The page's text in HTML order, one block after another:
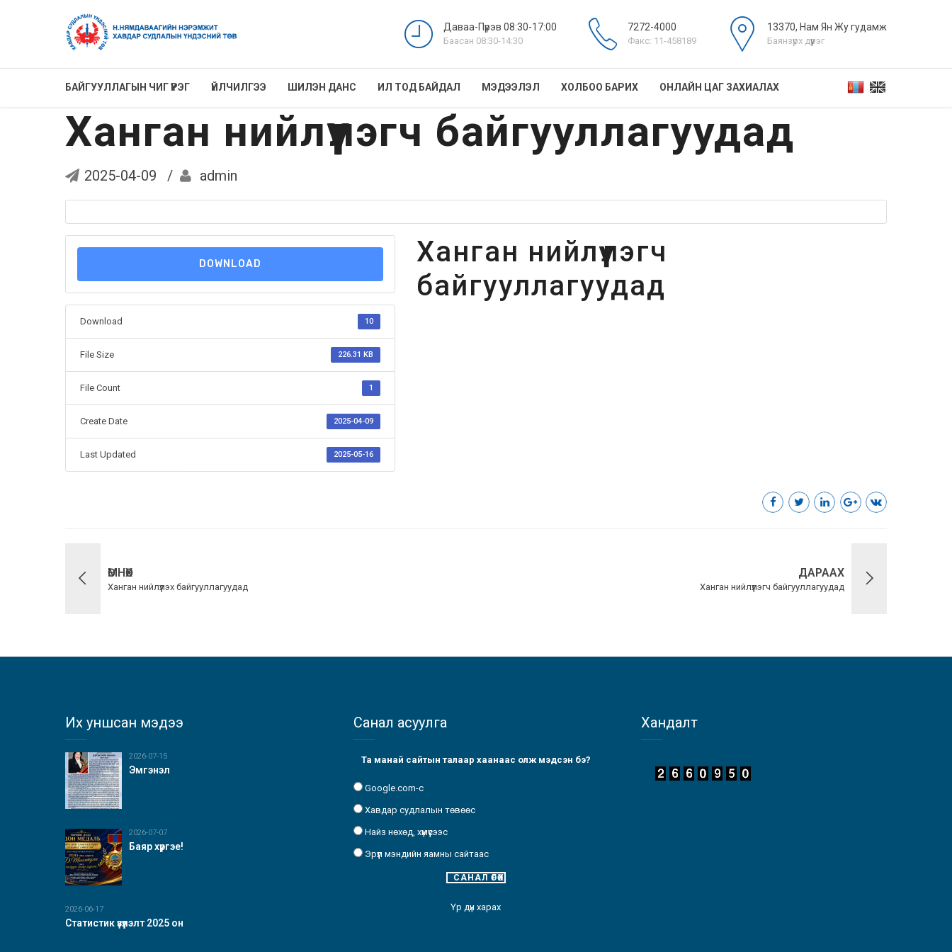
Даваа-Пүрэв 08:30-17:00
Баасан 08:30-14:30
7272-4000
Факс: 11-458189
13370, Нам Ян Жу гудамж
Баянзүрх дүүрэг
БАЙГУУЛЛАГЫН ЧИГ ҮҮРЭГ ҮЙЛЧИЛГЭЭ ШИЛЭН ДАНС ИЛ ТОД БАЙДАЛ МЭДЭЭЛЭЛ ХОЛБОО БАРИХ ОНЛАЙН ЦАГ ЗАХИАЛАХ
Ханган нийлүүлэгч байгууллагуудад
2025-04-09 admin
DOWNLOAD
Download 10
File Size 226.31 KB
File Count 1
Create Date 2025-04-09
Last Updated 2025-05-16
Ханган нийлүүлэгч
байгууллагуудад
ӨМНӨХ
Ханган нийлүүлэх байгууллагуудад
ДАРААХ
Ханган нийлүүлэгч байгууллагуудад
Их уншсан мэдээ
2026-07-15
Эмгэнэл
2026-07-07
Баяр хүргэе!
2026-06-17
Статистик үзүүлэлт 2025 он
Санал асуулга
Та манай сайтын талаар хаанаас олж мэдсэн бэ?
Google.com-с
Хавдар судлалын төвөөс
Найз нөхөд, хүмүүсээс
Эрүүл мэндийн яамны сайтаас
Үр дүн харах
Хандалт